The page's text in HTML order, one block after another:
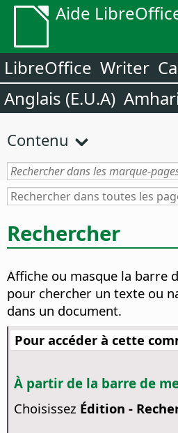
Aide
LibreOffice Writer
Anglais (E.U.A)
Contenu
Rechercher
Affiche ou masque la barre
pour chercher un texte ou
dans un document.
Pour accéder à cette
À partir de la barre de
Choisissez Édition -